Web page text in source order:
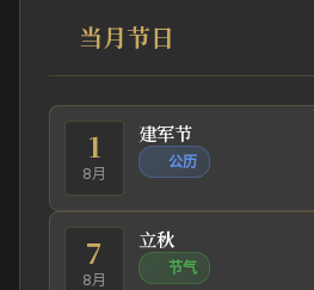
当月节日
1
8月
建军节
公历
7
8月
立秋
节气